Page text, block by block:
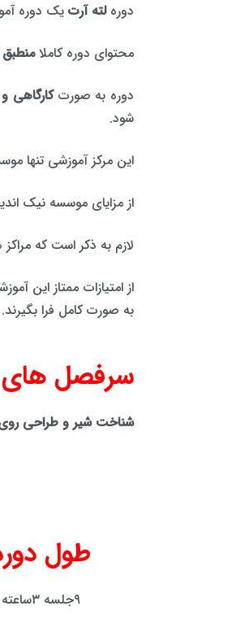
دورهلته آرت یک دوره
محتوای دوره کاملامنطبق
دوره به صورتکارگاهی
شود.
این مرکز آموزشی تنها
از مزایای موسسه نیک
لازم به ذکر است که
از امتیازات ممتاز این
به صورت کامل فرا بگیرند.
سرفصل های
شناخت شیر و طراحی
طول
۹جلسه ۳ساعته